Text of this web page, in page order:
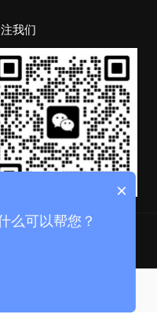
我们
×
么可以帮您？